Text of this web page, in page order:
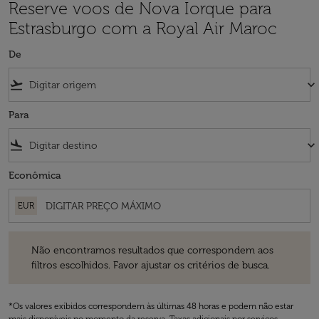
Reserve voos de Nova Iorque para
Estrasburgo com a Royal Air Maroc
De
flight_takeoff keyboard_arrow_down
Para
flight_land keyboard_arrow_down
Econômica
EUR
Não encontramos resultados que correspondem aos
filtros escolhidos. Favor ajustar os critérios de busca.
*Os valores exibidos correspondem às últimas 48 horas e podem não estar